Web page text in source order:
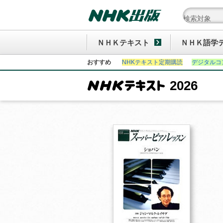
ＮＨＫテキスト ＮＨＫ語学
おすすめ NHKテキスト定期購読 デジタル
2026